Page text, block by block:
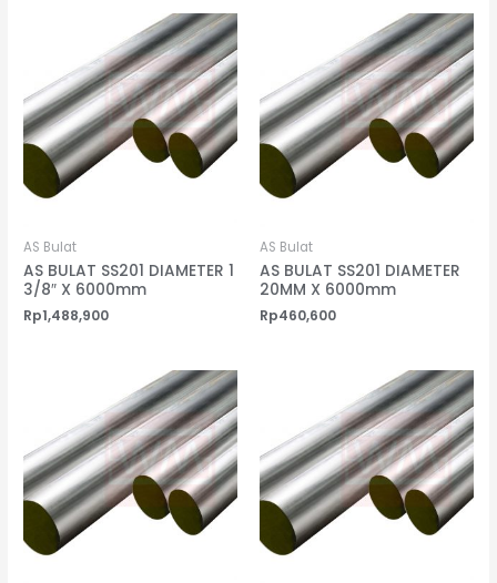
AS Bulat
AS BULAT SS201 DIAMETER 1
3/8″ X 6000mm
Rp1,488,900
AS Bulat
AS BULAT SS201 DIAMETER
20MM X 6000mm
Rp460,600